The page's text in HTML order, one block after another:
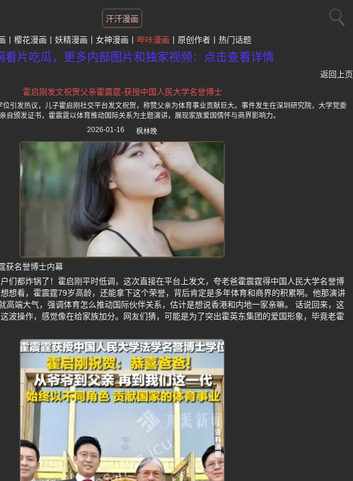
汗汗漫画
樱花漫画 妖精漫画 女神漫画 哔咔漫画 原创作者 热门话题
看片吃瓜，更多内部图片和独家视频：点击查看详情
返回上页
霍启刚发文祝贺父亲霍震霆-获授中国人民大学名誉博士
引发热议，儿子霍启刚社交平台发文祝贺，称赞父亲为体育事业贡献巨大。事件发生在深圳研究院，大学党委
自颁发证书，霍震霆以体育推动国际关系为主题演讲，展现家族爱国情怀与商界影响力。
2026-01-16
枫林晚
获名誉博士内幕
们都炸锅了！霍启刚平时低调，这次直接在平台上发文，夸老爸霍震霆得中国人民大学名誉博
想看，霍震霆79岁高龄，还能拿下这个荣誉，背后肯定是多年体育和商界的积累啊。他那演讲
高端大气，强调体育怎么推动国际伙伴关系，估计是想说香港和内地一家亲嘛。 话说回来，这
波操作，感觉像在给家族加分。网友们猜，可能是为了突出霍英东集团的爱国形象，毕竟老霍